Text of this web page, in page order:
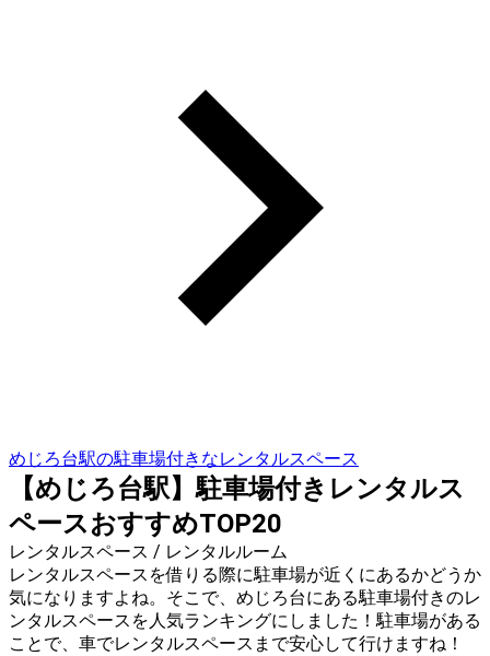
めじろ台駅の駐車場付きなレンタルスペース
【めじろ台駅】駐車場付きレンタルス
ペースおすすめTOP20
レンタルスペース / レンタルルーム
レンタルスペースを借りる際に駐車場が近くにあるかどうか
気になりますよね。そこで、めじろ台にある駐車場付きのレ
ンタルスペースを人気ランキングにしました！駐車場がある
ことで、車でレンタルスペースまで安心して行けますね！